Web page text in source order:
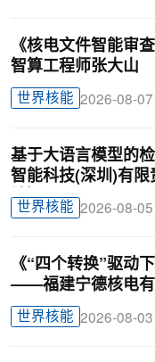
《核电文件智能审
智算工程师张大山
世界核能 2026-08-07
基于大语言模型的
智能科技(深圳)有
锦颖
世界核能 2026-08-05
《“四个转换”驱动
——福建宁德核电有
世界核能 2026-08-03